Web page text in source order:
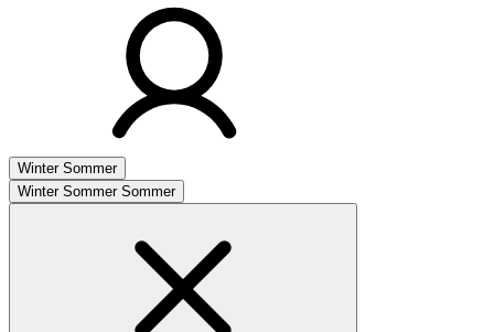
Winter Sommer
Winter Sommer Sommer